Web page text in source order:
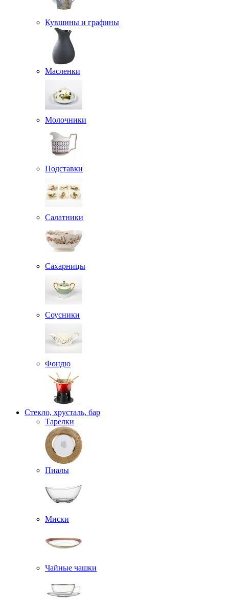
Кувшины и графины
Масленки
Молочники
Подставки
Салатники
Сахарницы
Соусники
Фондю
Стекло, хрусталь, бар
Тарелки
Пиалы
Миски
Чайные чашки